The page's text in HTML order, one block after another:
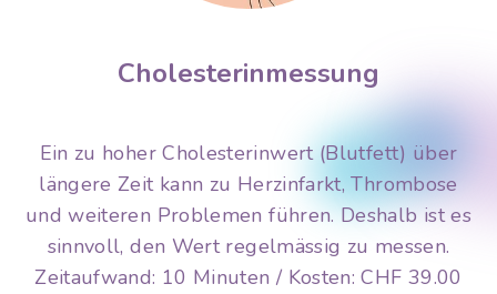
Cholesterinmessung
Ein zu hoher Cholesterinwert (Blutfett) über
längere Zeit kann zu Herzinfarkt, Thrombose
und weiteren Problemen führen. Deshalb ist es
sinnvoll, den Wert regelmässig zu messen.
Zeitaufwand: 10 Minuten / Kosten: CHF 39.00